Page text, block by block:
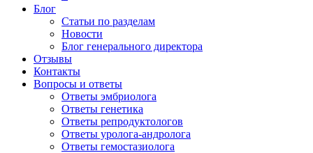
Блог
Статьи по разделам
Новости
Блог генерального директора
Отзывы
Контакты
Вопросы и ответы
Ответы эмбриолога
Ответы генетика
Ответы репродуктологов
Ответы уролога-андролога
Ответы гемостазиолога